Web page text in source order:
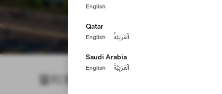
English
Qatar
English اَلْعَرَبِيَّةُ
Saudi Arabia
English اَلْعَرَبِيَّةُ
프리몬트 공장
캘리포니아 프리몬트
캘리포니아에서 함께하세요